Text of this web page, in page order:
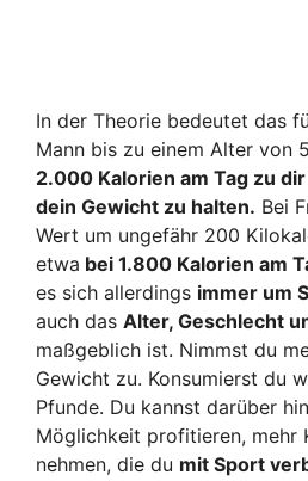
In der Theorie bedeutet das
Mann bis zu einem Alter von
2.000 Kalorien am Tag zu
dein Gewicht zu halten. Bei
Wert um ungefähr 200
etwa bei 1.800 Kalorien am
es sich allerdings immer um
auch das Alter, Geschlecht
maßgeblich ist. Nimmst du
Gewicht zu. Konsumierst du
Pfunde. Du kannst darüber
Möglichkeit profitieren, mehr
nehmen, die du mit Sport